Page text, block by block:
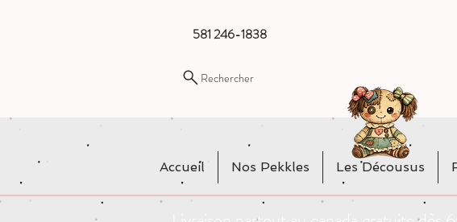
581 246-1838
Rechercher
Accueil Nos Pekkles Les Décousus